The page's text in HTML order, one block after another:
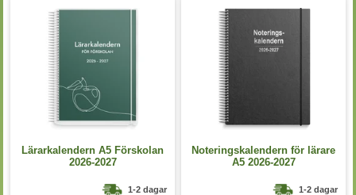
Lärarkalendern A5 Förskolan
2026-2027
1-2 dagar
Noteringskalendern för lärare
A5 2026-2027
1-2 dagar